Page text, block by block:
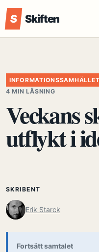
S Skiften
INFORMATIONSSAMHÄLLET
4 MIN LÄSNING
Veckans
utflykt i
SKRIBENT
Erik Starck
Fortsätt samtalet